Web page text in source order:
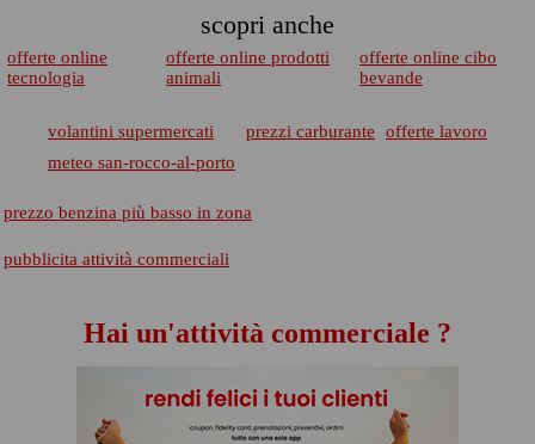
scopri anche
offerte online
tecnologia
offerte online prodotti
animali
offerte online cibo
bevande
volantini supermercati prezzi carburante
offerte lavoro
meteo san-rocco-al-porto
prezzo benzina più basso in zona
pubblicita attività commerciali
Hai un'attività commerciale ?